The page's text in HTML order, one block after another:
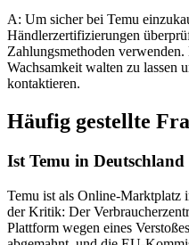
A: Um sicher bei Temu
Händlerzertifizierungen
Zahlungsmethoden
Wachsamkeit walten zu lassen
kontaktieren.
Häufig gestellte
Ist Temu in Deutschland
Temu ist als Online-Marktplatz
der Kritik: Der
Plattform wegen eines